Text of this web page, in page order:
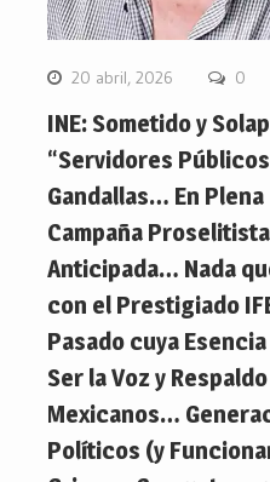
20 abril, 2026 0
INE: Sometido y
“Servidores
Gandallas… En Plena
Campaña Proselitista
Anticipada… Nada
con el Prestigiado
Pasado cuya
Ser la Voz y
Mexicanos…
Políticos (y